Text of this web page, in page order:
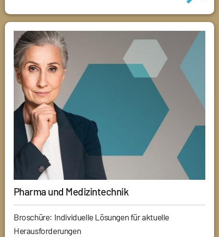
Pharma und Medizintechnik
Broschüre: Individuelle Lösungen für aktuelle
Herausforderungen